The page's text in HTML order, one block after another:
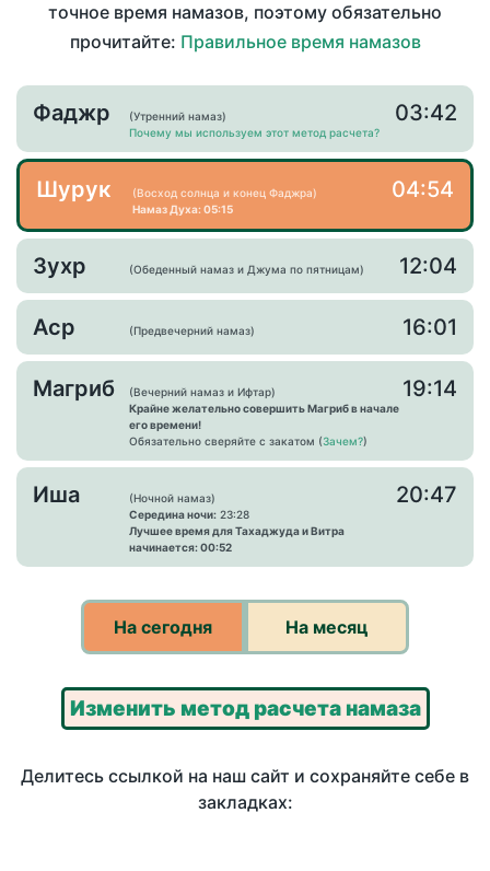
точное время намазов, поэтому обязательно
прочитайте: Правильное время намазов
Фаджр
(Утренний намаз)
Почему мы используем этот метод расчета?
03:42
Шурук
(Восход солнца и конец Фаджра)
Намаз Духа: 05:15
04:54
Зухр (Обеденный намаз и Джума по пятницам) 12:04
Аср (Предвечерний намаз) 16:01
Магриб
(Вечерний намаз и Ифтар)
Крайне желательно совершить Магриб в начале
его времени!
Обязательно сверяйте с закатом (Зачем?)
19:14
Иша
(Ночной намаз)
Середина ночи: 23:28
Лучшее время для Тахаджуда и Витра
начинается: 00:52
20:47
На сегодня На месяц
Изменить метод расчета намаза
Делитесь ссылкой на наш сайт и сохраняйте себе в
закладках: